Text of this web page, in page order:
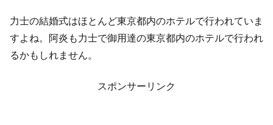
力士の結婚式はほとんど東京都内のホテルで行われていま
すよね。阿炎も力士で御用達の東京都内のホテルで行われ
るかもしれません。
スポンサーリンク